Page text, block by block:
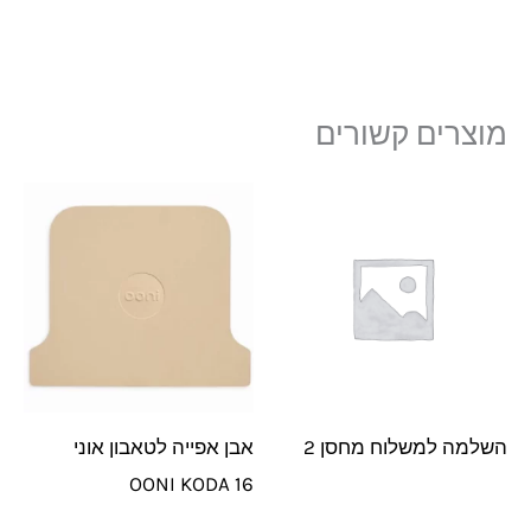
מוצרים קשורים
השלמה למשלוח מחסן 2
אבן אפייה לטאבון אוני
OONI KODA 16